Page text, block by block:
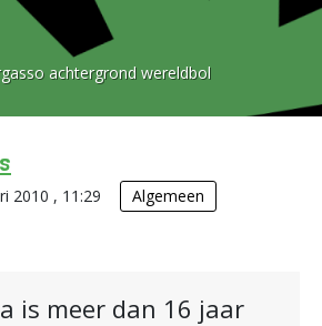
achtergrond wereldbol
2010 , 11:29 Algemeen
is meer dan 16 jaar